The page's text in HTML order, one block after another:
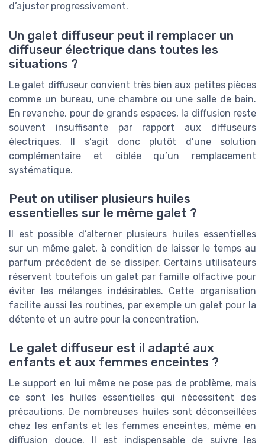
d’ajuster progressivement.
Un galet diffuseur peut il remplacer un
diffuseur électrique dans toutes les
situations ?
Le galet diffuseur convient très bien aux petites pièces
comme un bureau, une chambre ou une salle de bain.
En revanche, pour de grands espaces, la diffusion reste
souvent insuffisante par rapport aux diffuseurs
électriques. Il s’agit donc plutôt d’une solution
complémentaire et ciblée qu’un remplacement
systématique.
Peut on utiliser plusieurs huiles
essentielles sur le même galet ?
Il est possible d’alterner plusieurs huiles essentielles
sur un même galet, à condition de laisser le temps au
parfum précédent de se dissiper. Certains utilisateurs
réservent toutefois un galet par famille olfactive pour
éviter les mélanges indésirables. Cette organisation
facilite aussi les routines, par exemple un galet pour la
détente et un autre pour la concentration.
Le galet diffuseur est il adapté aux
enfants et aux femmes enceintes ?
Le support en lui même ne pose pas de problème, mais
ce sont les huiles essentielles qui nécessitent des
précautions. De nombreuses huiles sont déconseillées
chez les enfants et les femmes enceintes, même en
diffusion douce. Il est indispensable de suivre les